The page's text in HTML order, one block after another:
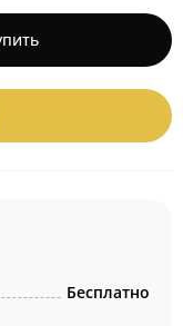
Бесплатно